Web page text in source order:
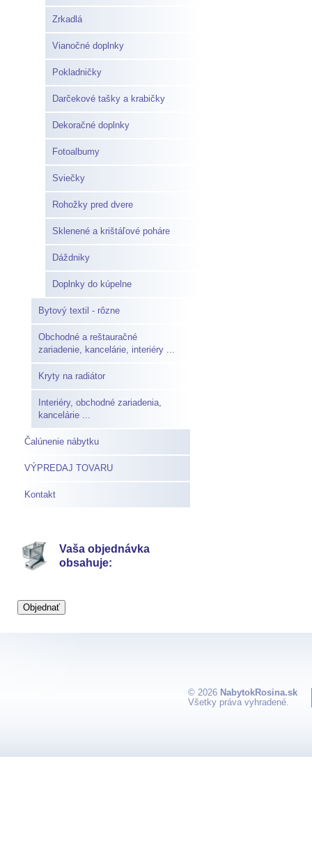
Zrkadlá
Vianočné doplnky
Pokladničky
Darčekové tašky a krabičky
Dekoračné doplnky
Fotoalbumy
Sviečky
Rohožky pred dvere
Sklenené a krištáľové poháre
Dáždniky
Doplnky do kúpelne
Bytový textil - rôzne
Obchodné a reštauračné
zariadenie, kancelárie, interiéry ...
Kryty na radiátor
Interiéry, obchodné zariadenia,
kancelárie ...
Čalúnenie nábytku
VÝPREDAJ TOVARU
Kontakt
Vaša objednávka
obsahuje:
© 2026 NabytokRosina.sk
Všetky práva vyhradené.